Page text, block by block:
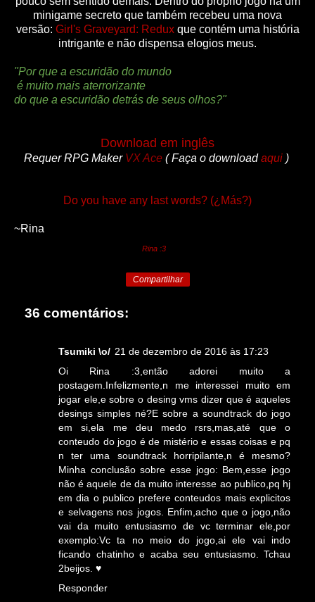
minigame secreto que também recebeu uma nova
versão: Girl's Graveyard: Reduxque contém uma história
intrigante e não dispensa elogios meus.
"Por que a escuridão do mundo
é muito mais aterrorizante
do que a escuridão detrás de seus olhos?"
Download em inglês
Requer RPG Maker VX Ace( Faça o downloadaqui)
Do you have any last words? (¿Más?)
~Rina
Rina :3
Compartilhar
36 comentários:
Tsumiki \o/ 21 de dezembro de 2016 às 17:23
Oi Rina :3,então adorei muito a
postagem.Infelizmente,n me interessei muito em
jogar ele,e sobre o desing vms dizer que é aqueles
desings simples né?E sobre a soundtrack do jogo
em si,ela me deu medo rsrs,mas,até que o
conteudo do jogo é de mistério e essas coisas e pq
n ter uma soundtrack horripilante,n é mesmo?
Minha conclusão sobre esse jogo: Bem,esse jogo
não é aquele de da muito interesse ao publico,pq hj
em dia o publico prefere conteudos mais explicitos
e selvagens nos jogos. Enfim,acho que o jogo,não
vai da muito entusiasmo de vc terminar ele,por
exemplo:Vc ta no meio do jogo,ai ele vai indo
ficando chatinho e acaba seu entusiasmo. Tchau
2beijos. ♥
Responder